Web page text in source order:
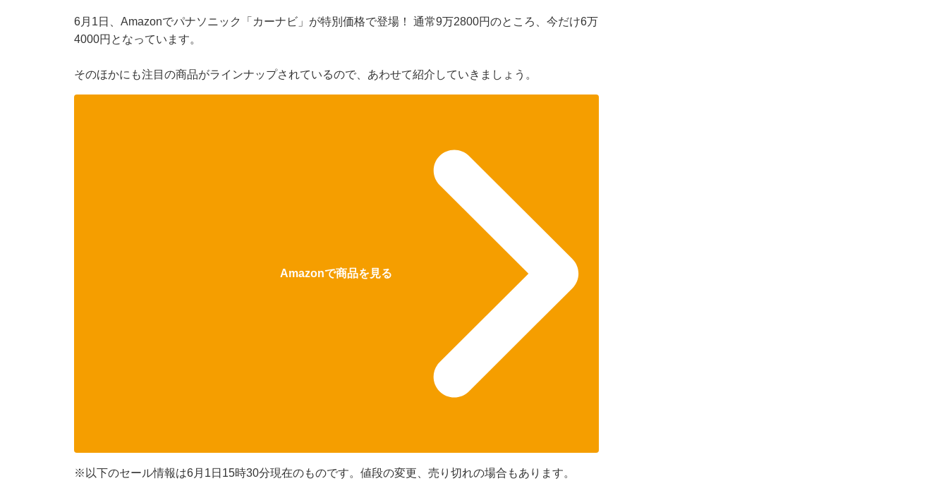
6月1日、Amazonでパナソニック「カーナビ」が特別価格で登場！ 通常9万2800円のところ、今だけ6万
4000円となっています。
そのほかにも注目の商品がラインナップされているので、あわせて紹介していきましょう。
Amazonで商品を見る
※以下のセール情報は6月1日15時30分現在のものです。値段の変更、売り切れの場合もあります。